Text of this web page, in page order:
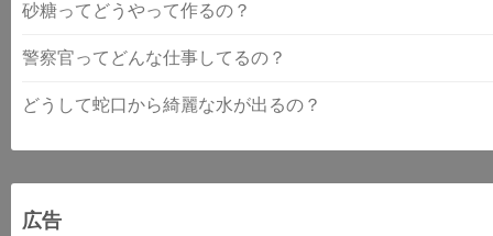
砂糖ってどうやって作るの？
警察官ってどんな仕事してるの？
どうして蛇口から綺麗な水が出るの？
広告